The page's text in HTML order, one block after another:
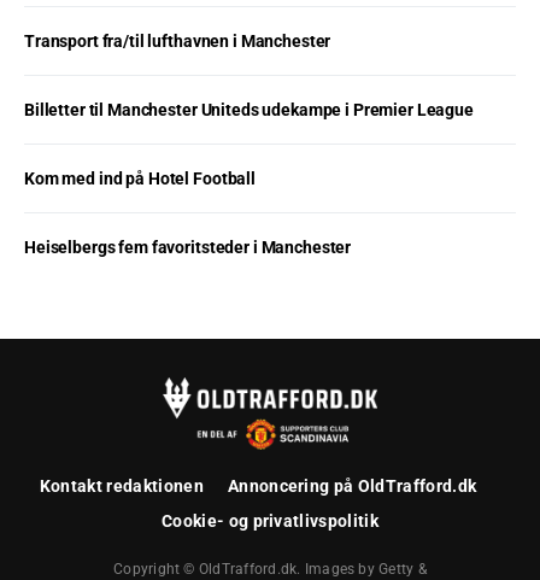
Transport fra/til lufthavnen i Manchester
Billetter til Manchester Uniteds udekampe i Premier League
Kom med ind på Hotel Football
Heiselbergs fem favoritsteder i Manchester
Kontakt redaktionen
Annoncering på OldTrafford.dk
Cookie- og privatlivspolitik
Copyright © OldTrafford.dk. Images by Getty &